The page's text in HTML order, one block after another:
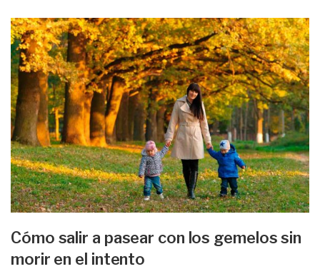
Cómo salir a pasear con los gemelos sin
morir en el intento